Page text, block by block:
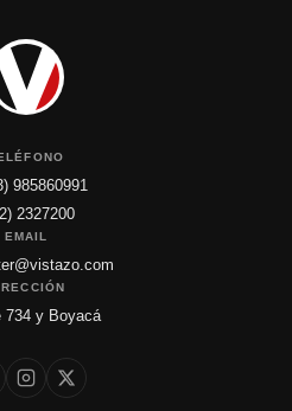
985860991
2327200
EMAIL
734 y Boyacá